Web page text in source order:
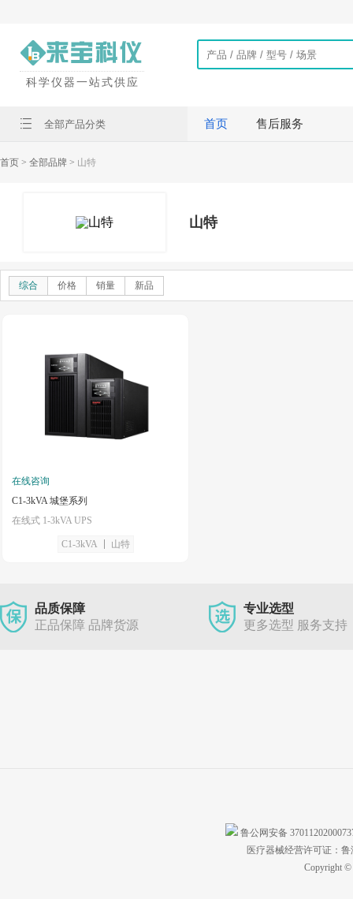
科学仪器一站式供应
全部产品分类 首页 售后服务
首页 > 全部品牌 > 山特
山特
综合 价格 销量 新品
在线咨询
C1-3kVA 城堡系列
在线式 1-3kVA UPS
C1-3kVA 山特
品质保障
正品保障 品牌货源
专业选型
更多选型 服务支持
鲁公网安备
医疗器械经营许可证：
Copyright